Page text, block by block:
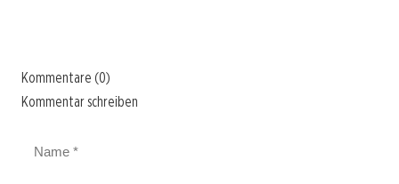
Kommentare (0)
Kommentar schreiben